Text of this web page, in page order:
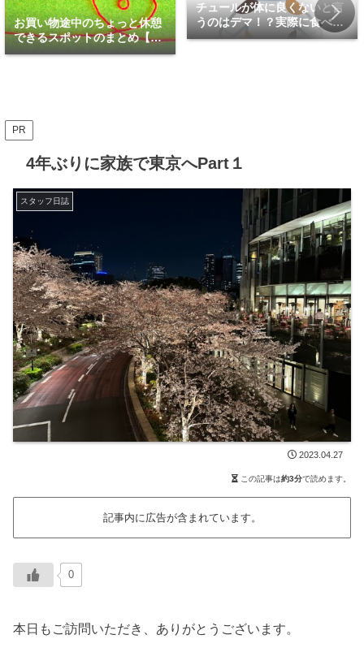
お買い物途中のちょっと休憩
できるスポットのまとめ【福
岡天神エリア編】
チュールが体に良くないと言
うのはデマ！？実際に食べて
みた！
PR
4年ぶりに家族で東京へPart１
スタッフ日誌
2023.04.27
この記事は約3分で読めます。
記事内に広告が含まれています。
0
本日もご訪問いただき、ありがとうございます。